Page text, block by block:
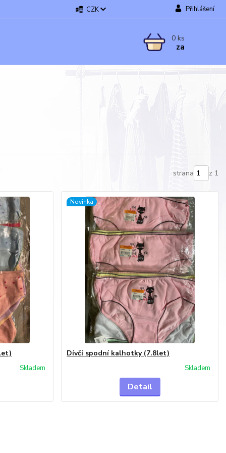
CZK Přihlášení
0 ks
za
strana z 1
Skladem
Novinka
Dívčí spodní kalhotky (7.8let)
Skladem
Detail